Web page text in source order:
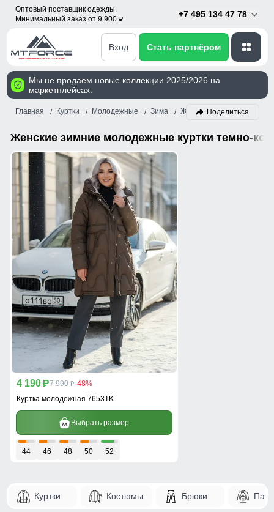
Оптовый поставщик одежды.
Минимальный заказ от 9 900 p
+7 495 134 47 78
Вход Стать партнёром
Мы не продаем новые коллекции 2025/2026 на
маркетплейсах.
Главная Куртки Молодежные Зима Женский Темно-
Поделиться
Женские зимние молодежные куртки темно-
4 190 p7 990 p-48%
Куртка молодежная 7653TK
Выбрать размер
44 46 48 50 52
Куртки Костюмы Брюки